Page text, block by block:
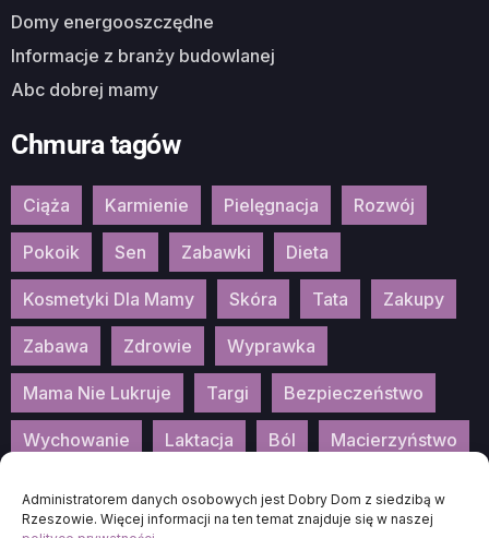
Administratorem danych osobowych jest Dobry Dom z siedzibą w
Rzeszowie. Więcej informacji na ten temat znajduje się w naszej
Domy energooszczędne
Informacje z branży budowlanej
Abc dobrej mamy
Chmura tagów
Ciąża Karmienie Pielęgnacja Rozwój
Pokoik Sen Zabawki Dieta
Kosmetyki Dla Mamy Skóra Tata Zakupy
Zabawa Zdrowie Wyprawka
Mama Nie Lukruje Targi Bezpieczeństwo
Wychowanie Laktacja Ból Macierzyństwo